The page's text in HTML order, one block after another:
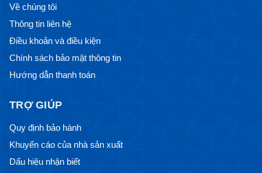
Về chúng tôi
Thông tin liên hệ
Điều khoản và điều kiện
Chính sách bảo mật thông tin
Hướng dẫn thanh toán
TRỢ GIÚP
Quy định bảo hành
Khuyến cáo của nhà sản xuất
Dấu hiệu nhận biết